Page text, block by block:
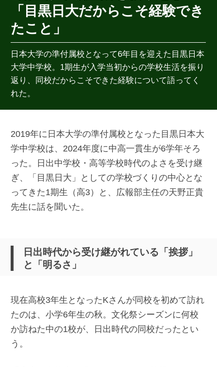
「目黒日大だからこそ経験でき
たこと」
日本大学の準付属校となって6年目を迎えた目黒日本
大学中学校。1期生が入学当初からの学校生活を振り
返り、同校だからこそできた経験について語ってく
れた。
2019年に日本大学の準付属校となった目黒日本大
学中学校は、2024年度に中高一貫生が6学年そろ
った。日出中学校・高等学校時代のよさを受け継
ぎ、「目黒日大」としての学校づくりの中心とな
ってきた1期生（高3）と、広報部主任の天野正貴
先生に話を聞いた。
日出時代から受け継がれている「挨拶」
と「明るさ」
現在高校3年生となったKさんが同校を初めて訪れ
たのは、小学6年生の秋。文化祭シーズンに何校
か訪ねた中の1校が、日出時代の同校だったとい
う。